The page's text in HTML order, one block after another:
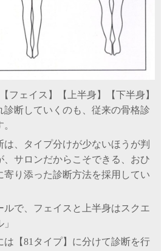
フェイス】【上半身】【下半身】
診断していくのも、従来の骨格診
、タイプ分けが少ないほうが判
、サロンだからこそできる、おひ
寄り添った診断方法を採用してい
ルで、フェイスと上半身はスクエ
は【81タイプ】に分けて診断を行